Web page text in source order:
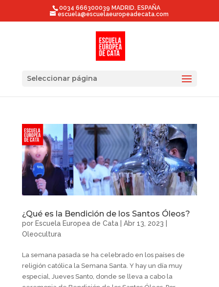
0034 666300039 MADRID. ESPAÑA
escuela@escuelaeuropeadecata.com
Seleccionar página
¿Qué es la Bendición de los Santos Óleos?
por Escuela Europea de Cata| Abr 13, 2023 |
Oleocultura
La semana pasada se ha celebrado en los países de
religión católica la Semana Santa. Y hay un día muy
especial, Jueves Santo, donde se lleva a cabo la